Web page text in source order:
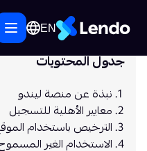
EN
جدول المحتويات
نبذة عن منصة ليندو
معايير الأهلية للتسجيل
الترخيص باستخدام
الاستخدام الغير